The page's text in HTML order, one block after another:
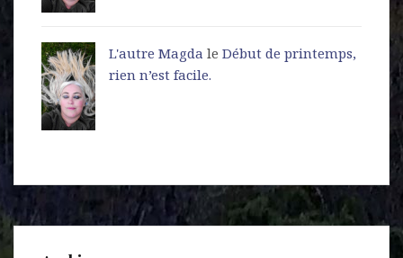
L'autre Magda le Début de printemps,
rien n’est facile.